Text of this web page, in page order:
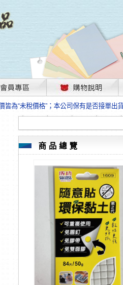
波動漲幅甚大，部份上游供應商已採取
皆為“未稅價格”；本公司保有是否接單出
浮動，下單前請先跟客服人員確認最新
皆為“未稅價格”；本公司保有是否接單出
發現短缺，遂待客服人員跟您確認訂單
皆為“未稅價格”；本公司保有是否接單出
波動漲幅甚大，部份上游供應商已採取
皆為“未稅價格”；本公司保有是否接單出
浮動，下單前請先跟客服人員確認最新
皆為“未稅價格”；本公司保有是否接單出
發現短缺，遂待客服人員跟您確認訂單
皆為“未稅價格”；本公司保有是否接單出
商品總覽